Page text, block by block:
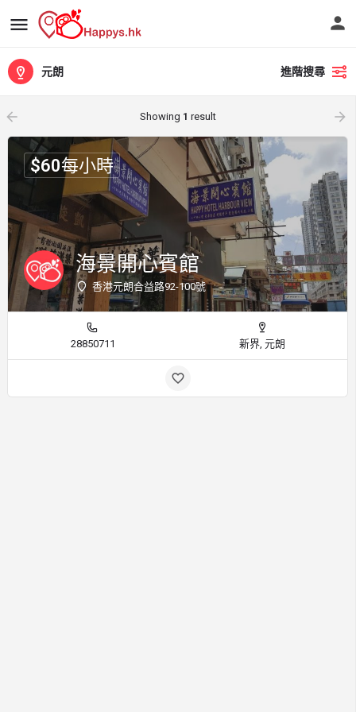
元朗 進階搜尋
arrow_backward Showing 1 result arrow_forward
海景開心賓館
香港元朗合益路92-100號
$60每小時
28850711 新界, 元朗